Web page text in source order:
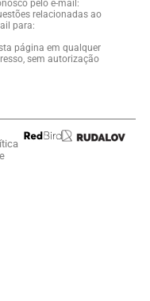
pelo e-mail:
relacionadas ao
para:
página em qualquer
sem autorização